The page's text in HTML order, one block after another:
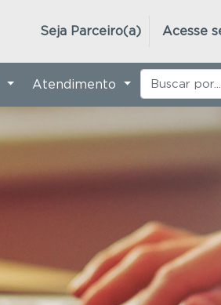
Acesse
Seja Parceiro(a)
Atendimento